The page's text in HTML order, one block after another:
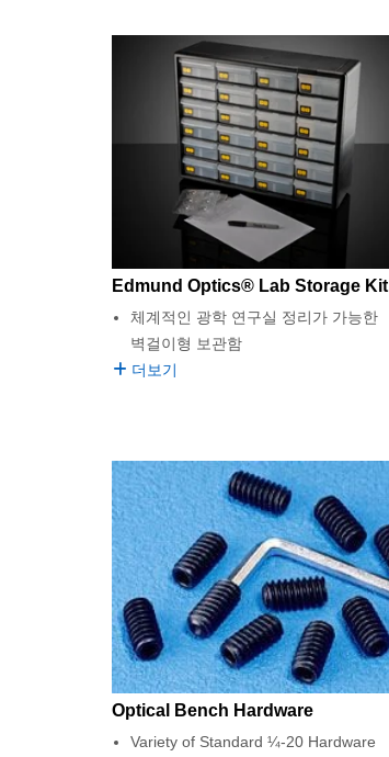
Edmund Optics® Lab Storage Kit
체계적인 광학 연구실 정리가 가능한
벽걸이형 보관함
더보기
Optical Bench Hardware
Variety of Standard ¼-20 Hardware